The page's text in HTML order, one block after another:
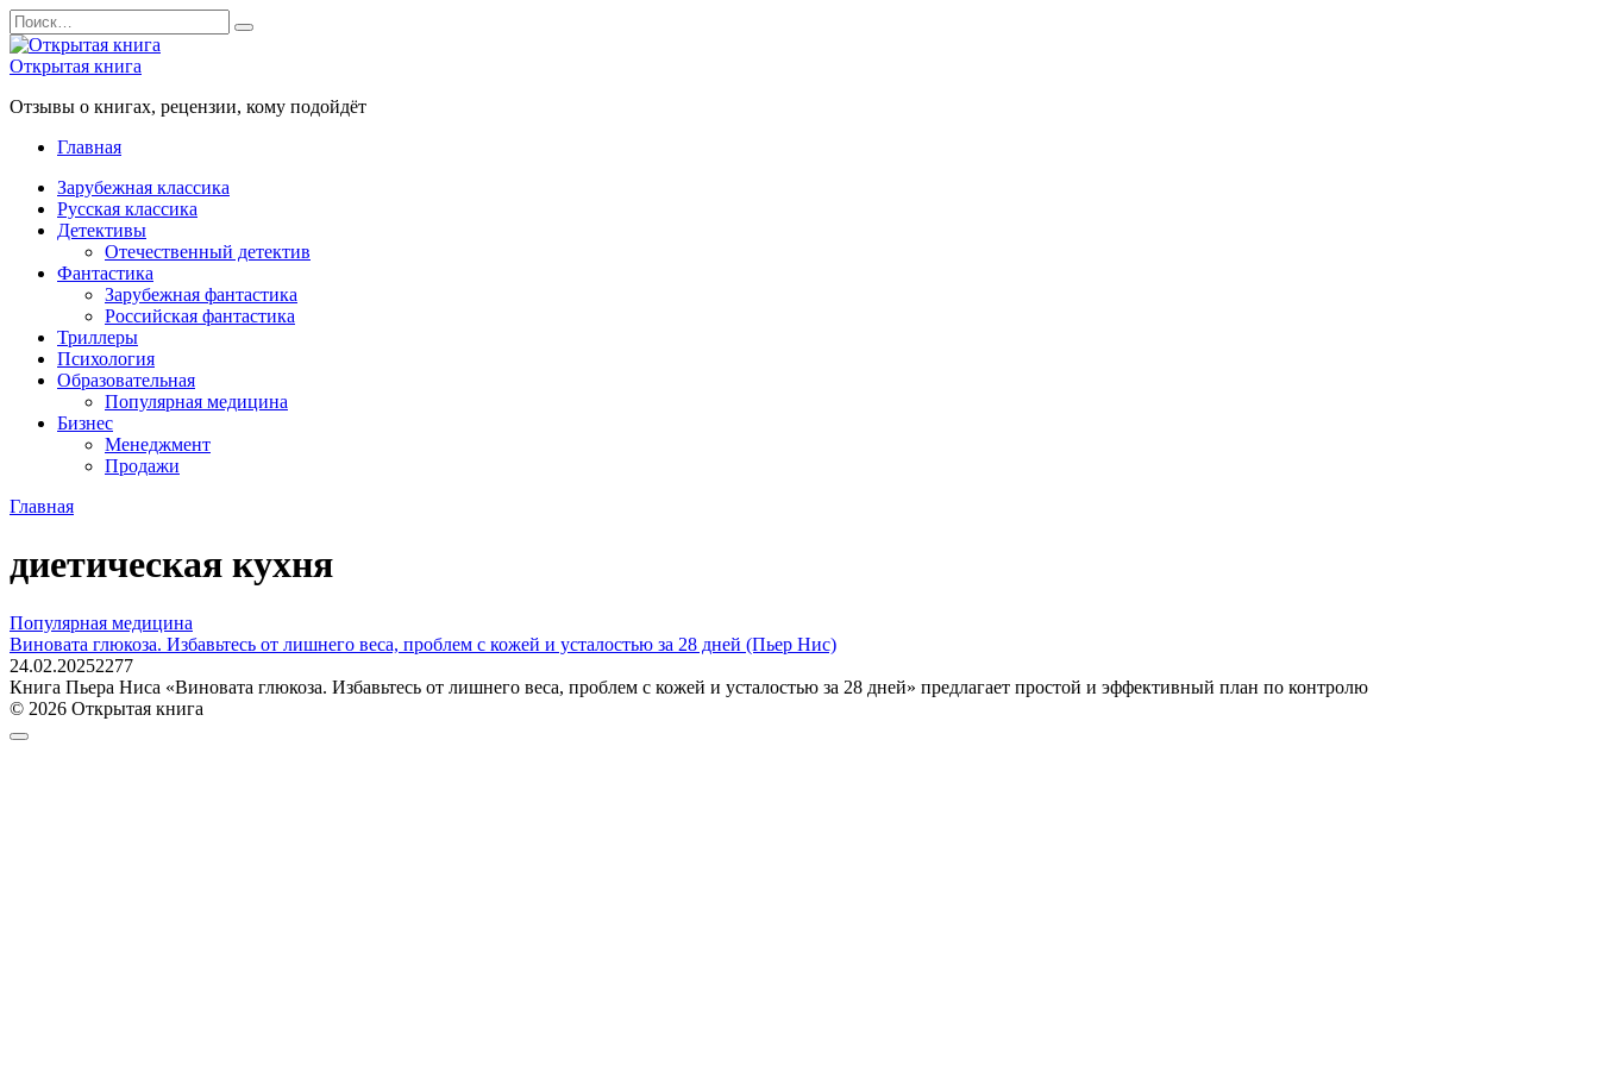
Перейти
к
содержанию
Search
for:
Открытая книга
Отзывы о книгах, рецензии, кому подойдёт
Главная
Зарубежная классика
Русская классика
Детективы
Отечественный детектив
Фантастика
Зарубежная фантастика
Российская фантастика
Триллеры
Психология
Образовательная
Популярная медицина
Бизнес
Менеджмент
Продажи
Главная
диетическая кухня
Популярная медицина
Виновата глюкоза. Избавьтесь от лишнего веса, проблем с кожей и усталостью за 28 дней (Пьер Нис)
24.02.20252277
Книга Пьера Ниса «Виновата глюкоза. Избавьтесь от лишнего веса, проблем с кожей и усталостью за 28 дней» предлагает простой и эффективный план по контролю
© 2026 Открытая книга